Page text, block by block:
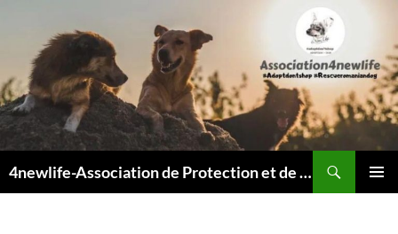
4newlife-Association de Protection et de défense animale. Loi de 1908